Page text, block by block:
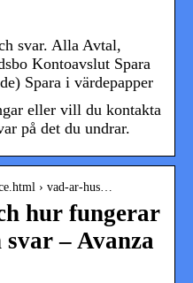
svar. Alla Avtal,
Kontoavslut Spara
Spara i värdepapper
eller vill du kontakta
på det du undrar.
› vad-ar-hus…
hur fungerar
– Avanza